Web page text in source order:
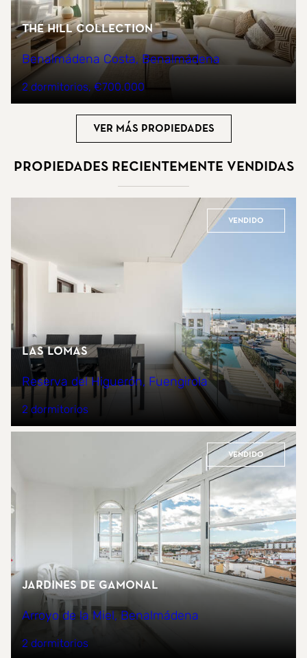
The Hill Collection
Benalmádena Costa, Benalmádena
2 dormitorios €700.000
Ver más propiedades
Propiedades recientemente vendidas
Vendido
Las Lomas
Reserva del Higuerón, Fuengirola
2 dormitorios
Vendido
Jardines de Gamonal
Arroyo de la Miel, Benalmádena
2 dormitorios